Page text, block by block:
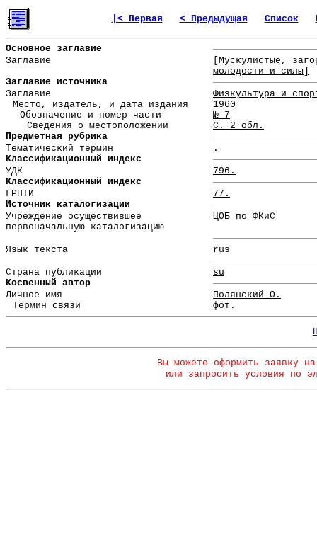
|< Первая < Предыдущая Список
Основное заглавие
Заглавие
[Мускулистые,
молодости и силы]
Заглавие источника
Заглавие
Физкультура и
Место, издатель, и дата издания
1960
Обозначение и номер части
№ 7
Сведения о местоположении
С. 2 обл.
Предметная рубрика
Тематический термин
.
Классификационный индекс
УДК
796.
Классификационный индекс
ГРНТИ
77.
Источник каталогизации
Учреждение осуществившее
первоначальную каталогизацию
ЦОБ по ФКиС
Язык текста rus
Страна публикации
su
Косвенный автор
Личное имя
Полянский О.
Термин связи
фот.
Вы можете оформить заявку
или запросить условия по